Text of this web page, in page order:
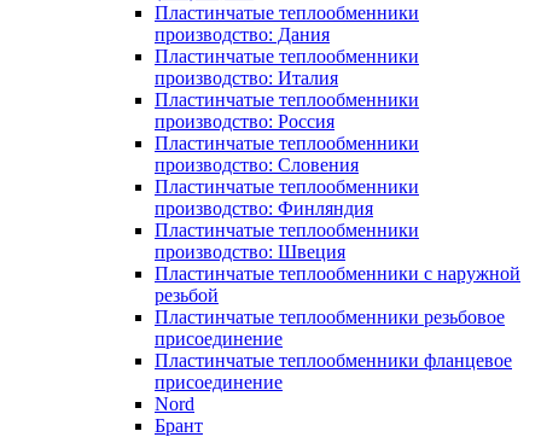
Пластинчатые теплообменники
производство: Дания
Пластинчатые теплообменники
производство: Италия
Пластинчатые теплообменники
производство: Россия
Пластинчатые теплообменники
производство: Словения
Пластинчатые теплообменники
производство: Финляндия
Пластинчатые теплообменники
производство: Швеция
Пластинчатые теплообменники с наружной
резьбой
Пластинчатые теплообменники резьбовое
присоединение
Пластинчатые теплообменники фланцевое
присоединение
Nord
Брант